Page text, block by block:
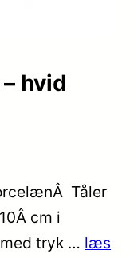
hvid
Tåler
cm i
tryk … læs